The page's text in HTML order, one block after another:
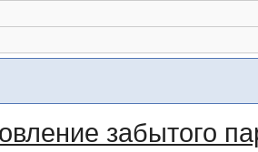
забытого